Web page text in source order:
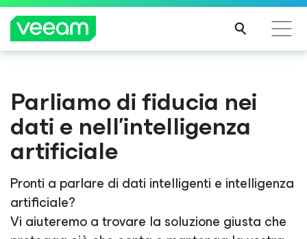
dall'aggiornamento dei contenuti di CrowdStrike
PER
SAPE
RNE
PIÙ
Parliamo di fiducia nei
dati e nell'intelligenza
artificiale
Pronti a parlare di dati intelligenti e intelligenza
artificiale?
Vi aiuteremo a trovare la soluzione giusta che